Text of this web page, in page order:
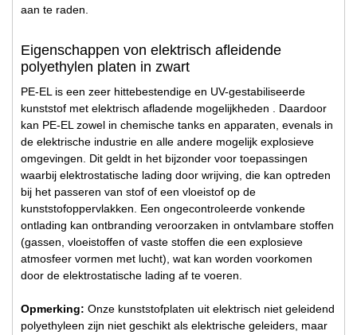
aan te raden.
Eigenschappen von elektrisch afleidende
polyethylen platen in zwart
PE-EL is een zeer hittebestendige en UV-gestabiliseerde
kunststof met elektrisch afladende mogelijkheden . Daardoor
kan PE-EL zowel in chemische tanks en apparaten, evenals in
de elektrische industrie en alle andere mogelijk explosieve
omgevingen. Dit geldt in het bijzonder voor toepassingen
waarbij elektrostatische lading door wrijving, die kan optreden
bij het passeren van stof of een vloeistof op de
kunststofoppervlakken. Een ongecontroleerde vonkende
ontlading kan ontbranding veroorzaken in ontvlambare stoffen
(gassen, vloeistoffen of vaste stoffen die een explosieve
atmosfeer vormen met lucht), wat kan worden voorkomen
door de elektrostatische lading af te voeren.
Opmerking: Onze kunststofplaten uit elektrisch niet geleidend
polyethyleen zijn niet geschikt als elektrische geleiders, maar